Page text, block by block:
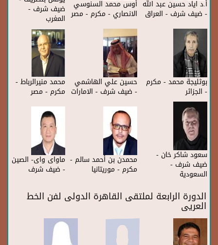
أ.د اياد حسين عبد الله
- ضيف شرف - العراق
أوس محمد السنوسي
الانصاري - مكرم - مصر
يونس بنضريف -
ضيف شرف -
المغرب
بوثليجة محمد - مكرم
- الجزائر
حسين علي الهاشمي
- ضيف شرف - الامارات
محمد منيرالرباط -
مكرم - مصر
سعود شاكر خان -
ضيف شرف -
السعودية
محمدن بن أحمد سالم -
مكرم - موريتانيا
ماواى واى- الصين
- ضيف شرف
الدورة الرابعة لملتقى القاهرة الدولى لفن الخط
العريى